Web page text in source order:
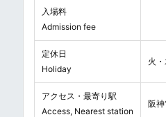
入場料
Admission fee
定休日
Holiday
火
アクセス・最寄り駅
Access, Nearest station
阪